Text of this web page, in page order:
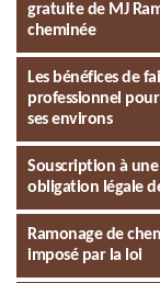
gratuite de MJ
cheminée
Les bénéfices de
professionnel
ses environs
Souscription à
obligation légale
Ramonage de
imposé par la loi